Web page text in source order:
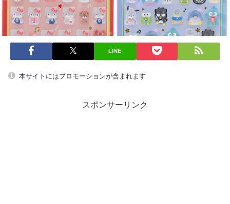
LINE
本サイトにはプロモーションが含まれます
スポンサーリンク